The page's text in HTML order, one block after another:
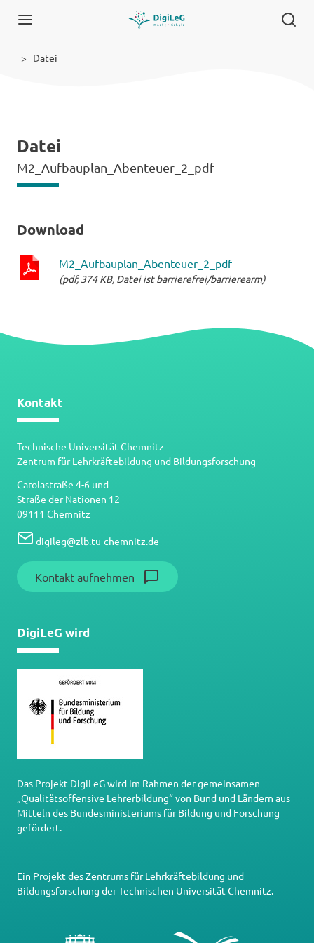
Datei
Datei
M2_Aufbauplan_Abenteuer_2_pdf
Download
M2_Aufbauplan_Abenteuer_2_pdf
(pdf, 374 KB, Datei ist barrierefrei/barrierearm)
Kontakt
Technische Universität Chemnitz
Zentrum für Lehrkräftebildung und Bildungsforschung
Carolastraße 4-6 und
Straße der Nationen 12
09111 Chemnitz
digileg@zlb.tu-chemnitz.de
Kontakt aufnehmen
DigiLeG wird
Das Projekt DigiLeG wird im Rahmen der gemeinsamen
„Qualitätsoffensive Lehrerbildung“ von Bund und Ländern aus
Mitteln des Bundesministeriums für Bildung und Forschung
gefördert.
Ein Projekt desZentrums für Lehrkräftebildung und
Bildungsforschung derTechnischen Universität Chemnitz.